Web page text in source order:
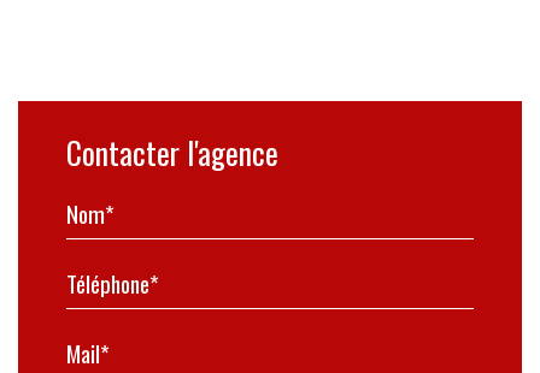
Contacter l'agence
Nom*
Téléphone*
Mail*